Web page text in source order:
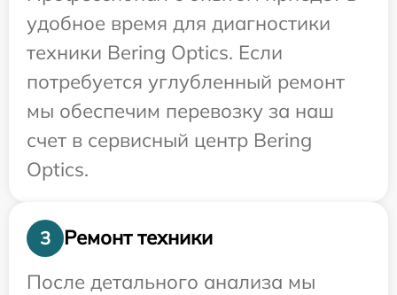
удобное время для диагностики
техники Bering Optics. Если
потребуется углубленный ремонт
мы обеспечим перевозку за наш
счет в сервисный центр Bering
Optics.
3
Ремонт техники
После детального анализа мы